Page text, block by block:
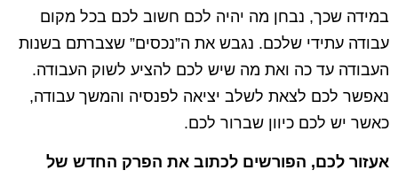
במידה שכך, נבחן מה יהיה לכם חשוב לכם בכל מקום
עבודה עתידי שלכם. נגבש את ה”נכסים” שצברתם בשנות
העבודה עד כה ואת מה שיש לכם להציע לשוק העבודה.
נאפשר לכם לצאת לשלב יציאה לפנסיה והמשך עבודה,
כאשר יש לכם כיוון שברור לכם.
אעזור לכם, הפורשים לכתוב את הפרק החדש של